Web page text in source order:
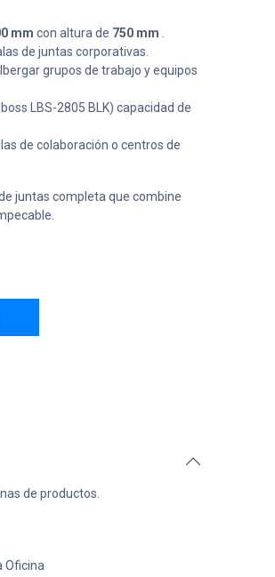
mm con altura de 750 mm
de juntas corporativas.
grupos de trabajo y equipos
LBS-2805 BLK) capacidad de
de colaboración o centros de
juntas completa que combine
de productos.
Oficina